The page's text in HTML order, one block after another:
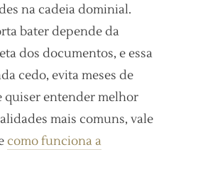
na cadeia dominial.
bater depende da
dos documentos, e essa
cedo, evita meses de
quiser entender melhor
mais comuns, vale
como funciona a